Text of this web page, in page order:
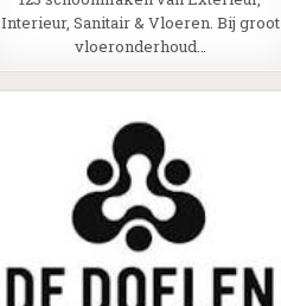
Interieur, Sanitair & Vloeren. Bij groot
vloeronderhoud…